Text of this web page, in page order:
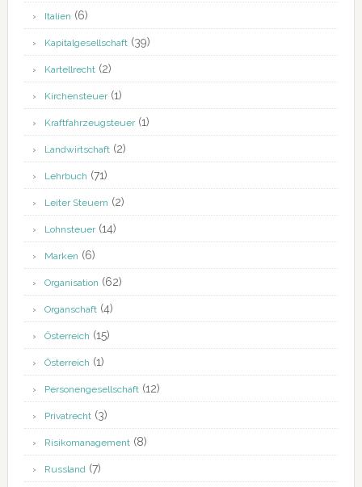
Italien (6)
Kapitalgesellschaft(39)
Kartellrecht(2)
Kirchensteuer(1)
Kraftfahrzeugsteuer(1)
Landwirtschaft(2)
Lehrbuch (71)
Leiter Steuern (2)
Lohnsteuer(14)
Marken (6)
Organisation (62)
Organschaft(4)
Österreich (15)
Österreich (1)
Personengesellschaft(12)
Privatrecht(3)
Risikomanagement(8)
Russland(7)